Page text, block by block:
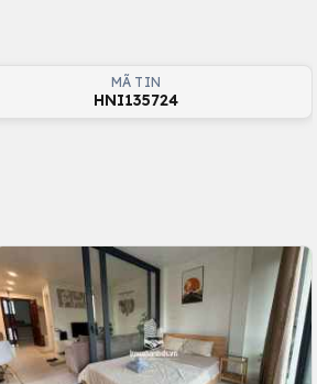
MÃ TIN
HNI135724